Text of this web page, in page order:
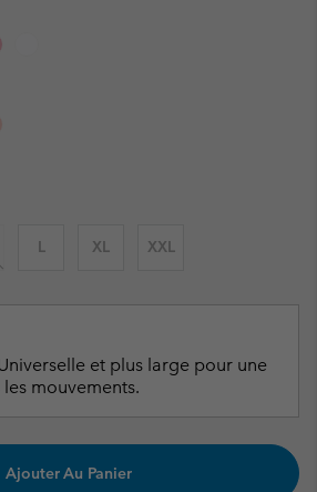
L XL XXL
et plus large pour une
mouvements.
Ajouter Au Panier